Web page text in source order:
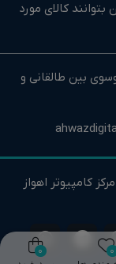
کالای مورد
دهید و در
افزار استوک و
مرجع تخصصی
آماده راهنمایی
از فروش است.
بین طالقانی و
کامپیوتر اهواز
0
0